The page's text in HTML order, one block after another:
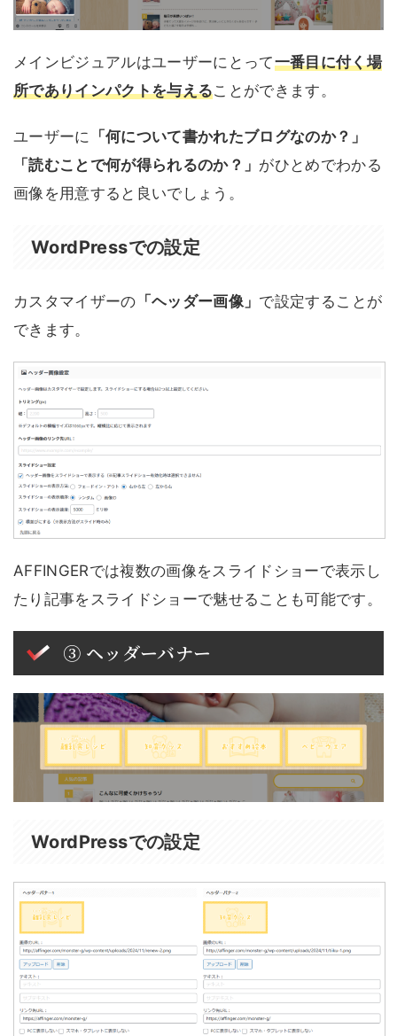
メインビジュアルはユーザーにとって一番目に付く場
所でありインパクトを与えることができます。
ユーザーに
「何について書かれたブログなのか？」
「読むことで何が得られるのか？」 がひとめでわかる
画像を用意すると良いでしょう。
WordPressでの設定
カスタマイザーの 「ヘッダー画像」 で設定することが
できます。
AFFINGERでは複数の画像をスライドショーで表示し
たり記事をスライドショーで魅せることも可能です。
③ ヘッダーバナー
WordPressでの設定